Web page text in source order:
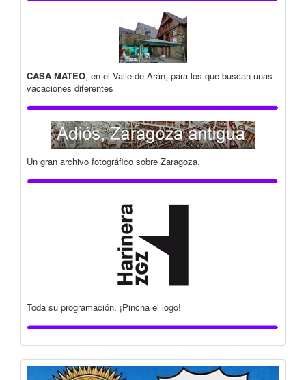
CASA MATEO, en el Valle de Arán, para los que buscan unas
vacaciones diferentes
Un gran archivo fotográfico sobre Zaragoza.
Toda su programación. ¡Pincha el logo!